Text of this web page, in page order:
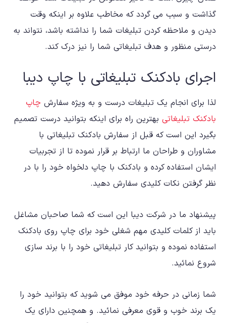
گذاشت و سبب می گردد که مخاطب علاوه بر اینکه وقت
دیدن و ملاحظه کردن تبلیغات شما را نداشته باشد، نتواند به
درستی منظور و هدف تبلیغاتی شما را نیز درک کند.
اجرای بادکنک تبلیغاتی با چاپ دیبا
لذا برای انجام یک تبلیغات درست و به ویژه سفارش چاپ
بادکنک تبلیغاتی بهترین راه برای اینکه بتوانید درست تصمیم
بگیرد این است که قبل از سفارش بادکنک تبلیغاتی با
مشاوران و طراحان ما ارتباط بر قرار نموده تا از تجربیات
ایشان استفاده کرده و بادکنک با چاپ دلخواه خود را با در
نظر گرفتن نکات کلیدی سفارش دهید.
پیشنهاد ما در شرکت دیبا این است که شما صاحبان مشاغل
باید از کلمات کلیدی مهم شغلی خود برای چاپ روی بادکنک
استفاده نموده و بتوانید کار تبلیغاتی خود را با برند سازی
شروع نمائید.
شما زمانی در حرفه خود موفق می شوید که بتوانید خود را
یک برند خوب و قوی معرفی نمائید. و همچنین دارای یک